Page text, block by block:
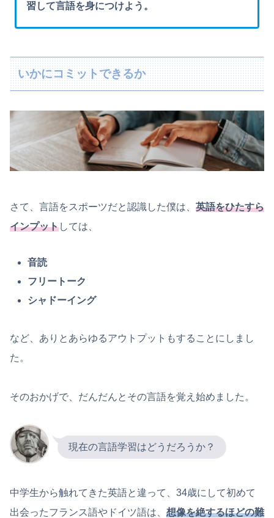
習して言語を身につけよう。
いかにコミットできるか
さて、言語をスポーツだと認識した僕は、 英語をひたすら
インプットしては、
音読
フリートーク
シャドーイング
など、ありとあらゆるアウトプットもすることにしまし
た。
そのおかげで、だんだんとその言語を覚え始めました。
現在の言語学習はどうだろうか？
中学生から触れてきた英語と違って、34歳にして初めて
出会ったフランス語やドイツ語は、 想像を絶するほどの難